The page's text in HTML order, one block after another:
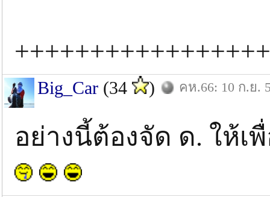
Big_Car (34 ) คห.66: 10 ก.ย.
อย่างนี้ต้องจัด ด. ให้เ